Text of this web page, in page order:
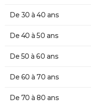
De 30 à 40 ans
De 40 à 50 ans
De 50 à 60 ans
De 60 à 70 ans
De 70 à 80 ans